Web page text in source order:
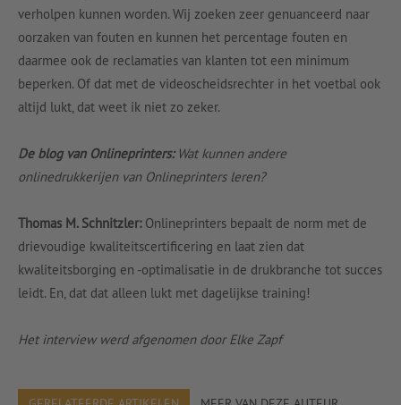
verholpen kunnen worden. Wij zoeken zeer genuanceerd naar
oorzaken van fouten en kunnen het percentage fouten en
daarmee ook de reclamaties van klanten tot een minimum
beperken. Of dat met de videoscheidsrechter in het voetbal ook
altijd lukt, dat weet ik niet zo zeker.
De blog van Onlineprinters:Wat kunnen andere
onlinedrukkerijen van Onlineprinters leren?
Thomas M. Schnitzler:Onlineprinters bepaalt de norm met de
drievoudige kwaliteitscertificering en laat zien dat
kwaliteitsborging en -optimalisatie in de drukbranche tot succes
leidt. En, dat dat alleen lukt met dagelijkse training!
Het interview werd afgenomen door Elke Zapf